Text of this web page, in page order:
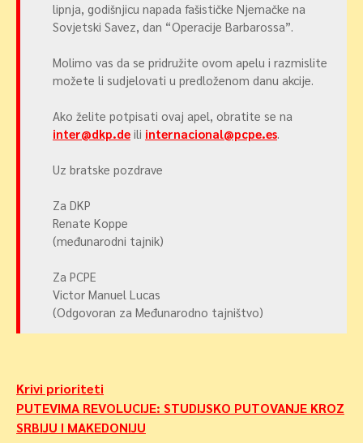
lipnja, godišnjicu napada fašističke Njemačke na
Sovjetski Savez, dan “Operacije Barbarossa”.
Molimo vas da se pridružite ovom apelu i razmislite
možete li sudjelovati u predloženom danu akcije.
Ako želite potpisati ovaj apel, obratite se na
inter@dkp.de ili internacional@pcpe.es.
Uz bratske pozdrave
Za DKP
Renate Koppe
(međunarodni tajnik)
Za PCPE
Victor Manuel Lucas
(Odgovoran za Međunarodno tajništvo)
Navigacija
objava
Krivi prioriteti
PUTEVIMA REVOLUCIJE: STUDIJSKO PUTOVANJE KROZ
SRBIJU I MAKEDONIJU